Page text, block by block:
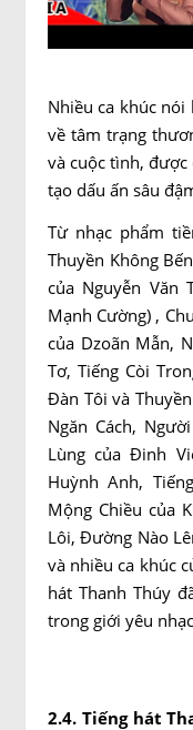
Nhiều ca khúc nói
về tâm trạng
và cuộc tình,
tạo dấu ấn sâu
Từ nhạc phẩm
Thuyền Không
của Nguyễn Văn
Mạnh Cường) ,
của Dzoãn Mẫn,
Tơ, Tiếng Còi
Đàn Tôi và
Ngăn Cách,
Lùng của Đinh
Huỳnh Anh,
Mộng Chiều của
Lôi, Đường Nào
và nhiều ca khúc
hát Thanh Thúy
trong giới yêu
2.4. Tiếng hát